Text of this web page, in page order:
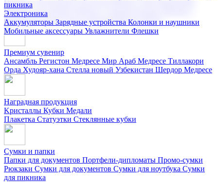
пикника
Электроника
Аккумуляторы Зарядные устройства Колонки и наушники
Мобильные аксессуары Увлажнители Флешки
Наборы с бутылками для воды
Наборы с ежедневниками
Наборы с кружками
флешкамиНовогодние наборыЧайные наборы
Премиум сувенир
Ансамбль Регистон Медресе Мир Араб Медресе Тиллакори
Орда Худояр-хана Стелла новый Узбекистан Шердор Медресе
Наградная продукция
Kристаллы Кубки Медали
Плакетка Статуэтки Стеклянные кубки
Сумки и папки
Папки для документов Портфели-дипломаты Промо-сумки
Рюкзаки Сумки для документов Сумки для ноутбука Сумки
для пикника